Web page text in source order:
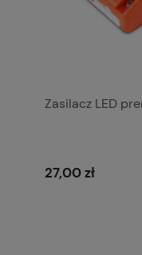
Zasilacz LED
27,00 zł